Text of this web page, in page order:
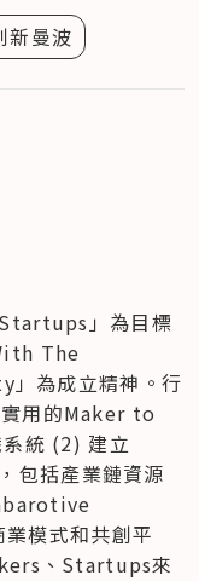
新曼波
」為目標
The
為成立精神。行
用的Maker to
統 (2) 建立
包括產業鏈資源
模式和共創平
、Startups來